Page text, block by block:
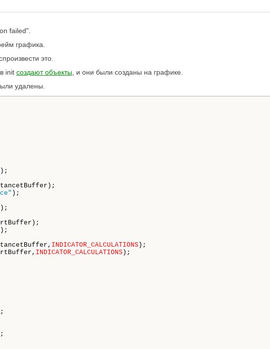
failed".
графика.
это.
init создают объекты, и они были созданы на графике.
удалены.
);
);
);
);
INDICATOR_CALCULATIONS );
INDICATOR_CALCULATIONS );
;
;